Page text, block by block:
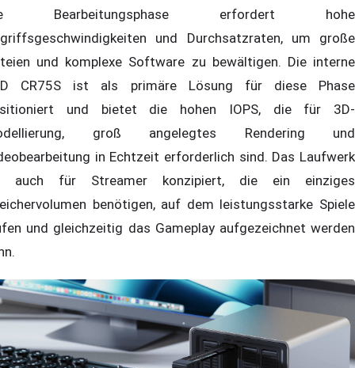
Bearbeitungsphase erfordert hohe
und Durchsatzraten, um große
und komplexe Software zu bewältigen. Die interne
CR75S ist als primäre Lösung für diese Phase
und bietet die hohen IOPS, die für 3D-
groß angelegtes Rendering und
in Echtzeit erforderlich sind. Das Laufwerk
auch für Streamer konzipiert, die ein einziges
benötigen, auf dem leistungsstarke Spiele
und gleichzeitig das Gameplay aufgezeichnet werden